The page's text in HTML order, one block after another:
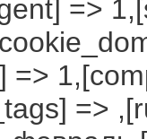
=>
=>
=>